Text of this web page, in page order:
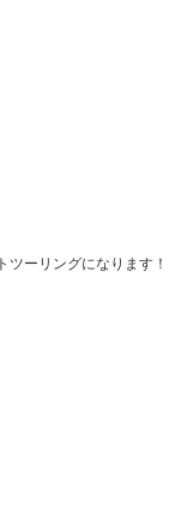
ツーリングになります！